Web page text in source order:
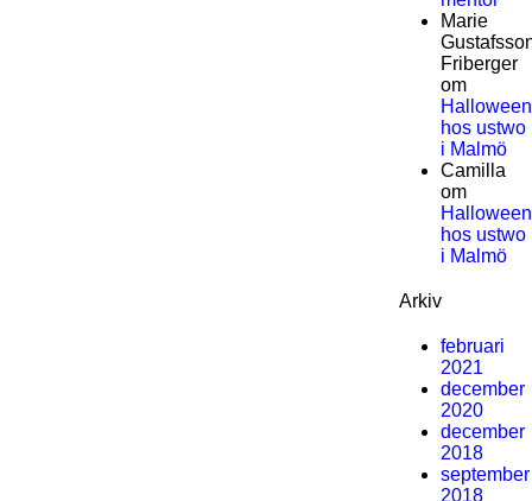
Marie
Friberger
om
hos ustwo
i Malmö
Camilla
om
hos ustwo
i Malmö
Arkiv
februari
2021
december
2020
december
2018
september
2018